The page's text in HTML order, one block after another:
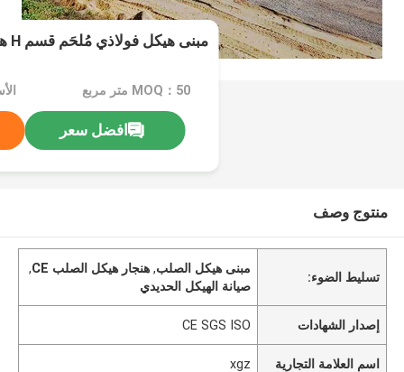
مبنى هيكل فولاذي مُلحَم قسم H هيكل فولاذي
MOQ：50 متر مربع
افضل سعر
منتوج وصف
تسليط الضوء:
مبنى هيكل الصلب,هنجار هيكل الصلب CE
,
صيانة الهيكل الحديدي
إصدار الشهادات CE SGS ISO
اسم العلامة التجارية xgz